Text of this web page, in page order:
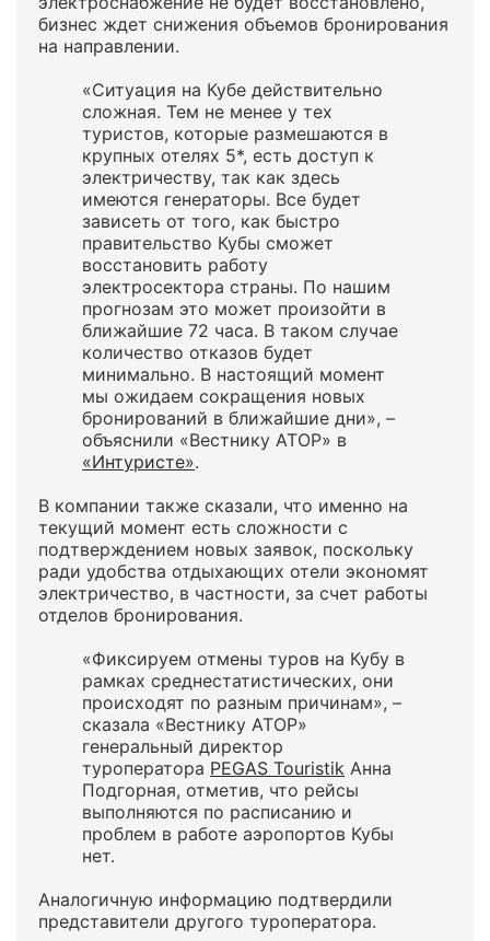
бизнес ждет снижения объемов бронирования
на направлении.
«Ситуация на Кубе действительно
сложная. Тем не менее у тех
туристов, которые размешаются в
крупных отелях 5*, есть доступ к
электричеству, так как здесь
имеются генераторы. Все будет
зависеть от того, как быстро
правительство Кубы сможет
восстановить работу
электросектора страны. По нашим
прогнозам это может произойти в
ближайшие 72 часа. В таком случае
количество отказов будет
минимально. В настоящий момент
мы ожидаем сокращения новых
бронирований в ближайшие дни», –
объяснили «Вестнику АТОР» в
«Интуристе».
В компании также сказали, что именно на
текущий момент есть сложности с
подтверждением новых заявок, поскольку
ради удобства отдыхающих отели экономят
электричество, в частности, за счет работы
отделов бронирования.
«Фиксируем отмены туров на Кубу в
рамках среднестатистических, они
происходят по разным причинам», –
сказала «Вестнику АТОР»
генеральный директор
туроператора PEGAS Touristik Анна
Подгорная, отметив, что рейсы
выполняются по расписанию и
проблем в работе аэропортов Кубы
нет.
Аналогичную информацию подтвердили
представители другого туроператора.